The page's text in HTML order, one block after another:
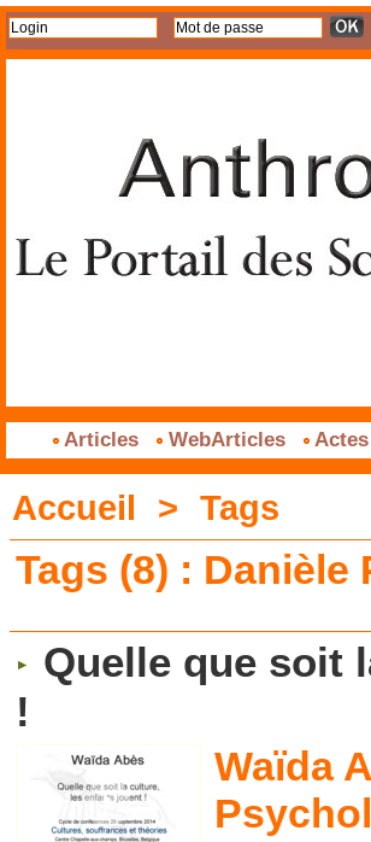
Articles WebArticles
Accueil > Tags
Tags (8) : Danièle
Quelle que soit
!
Waïda